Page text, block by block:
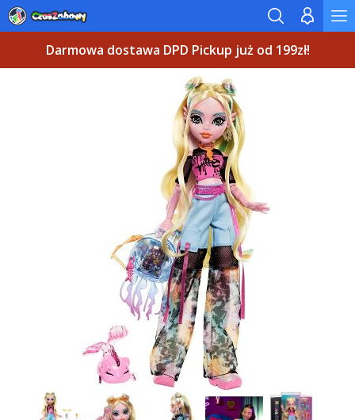
Darmowa dostawa DPD Pickup już od 199zł!